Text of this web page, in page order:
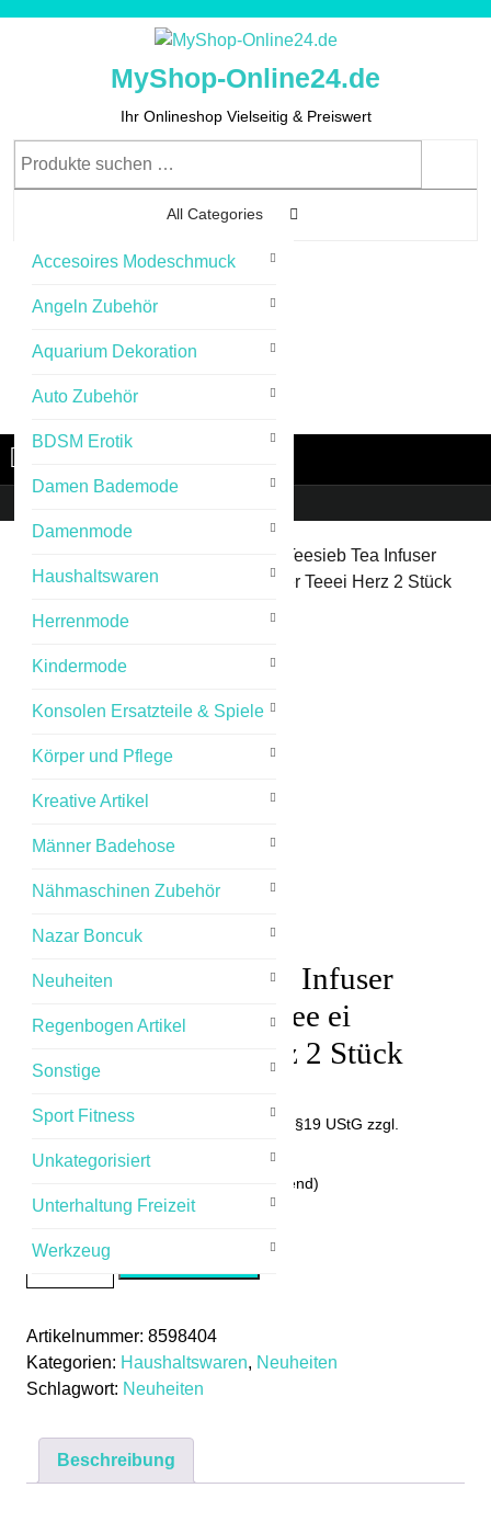
MyShop-Online24.de
Ihr Onlineshop Vielseitig & Preiswert
All Categories
Accesoires Modeschmuck
Angeln Zubehör
Aquarium Dekoration
Auto Zubehör
BDSM Erotik
Damen Bademode
Damenmode
Haushaltswaren
Herrenmode
Kindermode
Konsolen Ersatzteile & Spiele
Körper und Pflege
Kreative Artikel
Männer Badehose
Nähmaschinen Zubehör
Nazar Boncuk
Neuheiten
Regenbogen Artikel
Sonstige
Sport Fitness
Unkategorisiert
Unterhaltung Freizeit
Werkzeug
Cart
/ Kreative Teesieb Tea Infuser
Edelstahl Teelöffel Tee ei Teerührer Teeei Herz 2 Stück
Kreative Teesieb Tea Infuser
Edelstahl Teelöffel Tee ei
Teerührer Teeei Herz 2 Stück
(inkl.MwSt.) Umsatzsteuerbefreit nach §19 UStG zzgl.
Lieferzeit: 2-4 Tage (Ausland Abweichend)
Kreative
Teesieb
Infuser
Edelstahl
Teelöffel
ei
Teerührer
Artikelnummer: 8598404
Kategorien: Haushaltswaren, Neuheiten
Schlagwort: Neuheiten
Beschreibung